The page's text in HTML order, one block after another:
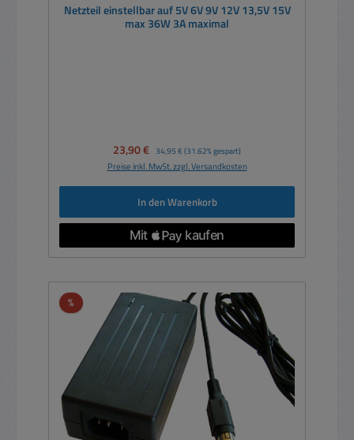
Netzteil einstellbar auf 5V 6V 9V 12V 13,5V 15V
max 36W 3A maximal
Verkaufspreis:
23,90 € Regulärer Preis:
34,95 € (31.62% gespart)
Preise inkl. MwSt. zzgl. Versandkosten
In den Warenkorb
%Rabatt